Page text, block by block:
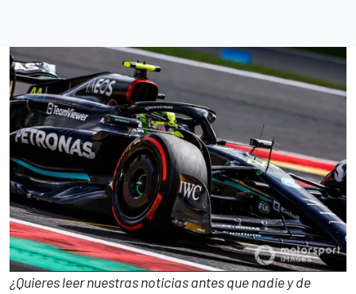
¿Quieres leer nuestras noticias antes que nadie y de